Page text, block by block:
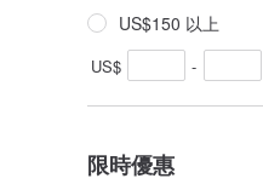
US$150 以上
US$ -
限時優惠